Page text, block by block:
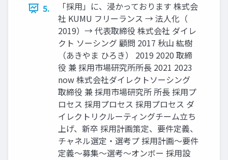
5.
「採用」に、浸かっております 株式会
社 KUMU フリーランス → 法人化（
2019）→ 代表取締役 株式会社 ダイレ
クト ソーシング 顧問 2017 秋山 紘樹
（あきやま ひろき） 2019 2020 取締
役 兼 採用市場研究所所長 2021 2023
now 株式会社ダイレクトソーシング
取締役 兼 採用市場研究所 所長 採用プ
ロセス 採用プロセス 採用プロセス ダ
イレクトリクルーティングチーム立ち
上げ、新卒 採用計画策定、要件定義、
チャネル選定・選考プ 採用計画〜要件
定義〜募集〜選考〜オンボー 採用設